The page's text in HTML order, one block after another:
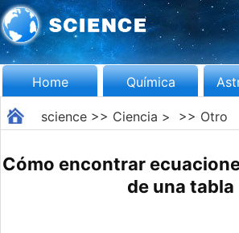
Home Química
science>> Ciencia > >> Otro
Cómo encontrar
de una tabla